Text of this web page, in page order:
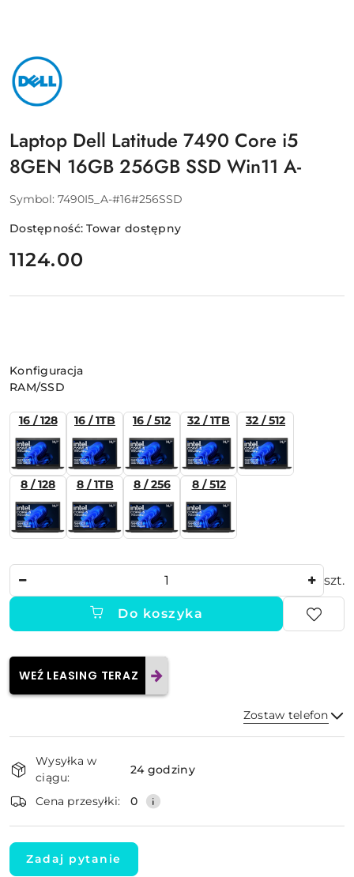
NAZWA
PRODUCENTA:
DELL
Laptop Dell Latitude 7490 Core i5
8GEN 16GB 256GB SSD Win11 A-
Symbol: 7490I5_A-#16#256SSD
Dostępność:Towar dostępny
cena:
1124.00
Wariant
Konfiguracja
RAM/SSD
16 / 128 16 / 1TB 16 / 512 32 / 1TB 32 / 512
8 / 128 8 / 1TB 8 / 256 8 / 512
szt.
Do koszyka
WEŹ LEASING TERAZ
Zostaw telefon
i
dostawa
Wysyłka w
ciągu:
24 godziny
Cena przesyłki: 0
Zadaj pytanie